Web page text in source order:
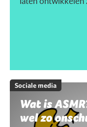
Sociale media
Wat is
wel zo